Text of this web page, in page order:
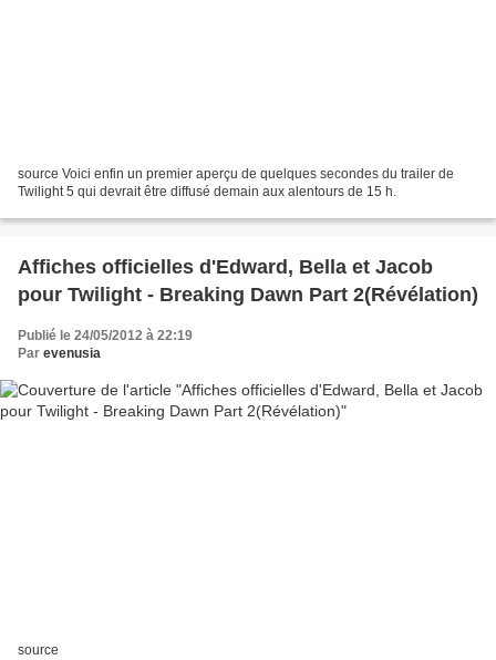
source Voici enfin un premier aperçu de quelques secondes du trailer de
Twilight 5 qui devrait être diffusé demain aux alentours de 15 h.
Affiches officielles d'Edward, Bella et Jacob
pour Twilight - Breaking Dawn Part 2(Révélation)
Publié le 24/05/2012 à 22:19
Par evenusia
source